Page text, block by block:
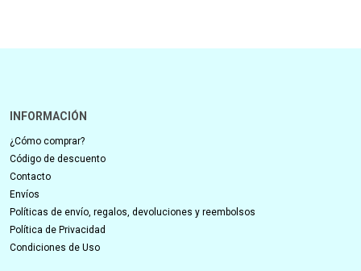
INFORMACIÓN
¿Cómo comprar?
Código de descuento
Contacto
Envíos
Políticas de envío, regalos, devoluciones y reembolsos
Política de Privacidad
Condiciones de Uso